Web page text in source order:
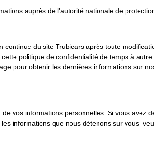
auprès de l'autorité nationale de
du site Trubicars après toute
politique de confidentialité de temps à
pour obtenir les dernières informations sur
vos informations personnelles. Si vous avez
informations que nous détenons sur vous,